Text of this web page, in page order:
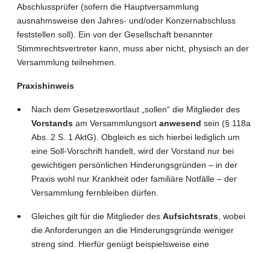
Abschlussprüfer (sofern die Hauptversammlung
ausnahmsweise den Jahres- und/oder Konzernabschluss
feststellen soll). Ein von der Gesellschaft benannter
Stimmrechtsvertreter kann, muss aber nicht, physisch an der
Versammlung teilnehmen.
Praxishinweis
Nach dem Gesetzeswortlaut „sollen“ die Mitglieder des
Vorstands am Versammlungsort anwesend sein (§ 118a
Abs. 2 S. 1 AktG). Obgleich es sich hierbei lediglich um
eine Soll-Vorschrift handelt, wird der Vorstand nur bei
gewichtigen persönlichen Hinderungsgründen – in der
Praxis wohl nur Krankheit oder familiäre Notfälle – der
Versammlung fernbleiben dürfen.
Gleiches gilt für die Mitglieder des Aufsichtsrats , wobei
die Anforderungen an die Hinderungsgründe weniger
streng sind. Hierfür genügt beispielsweise eine